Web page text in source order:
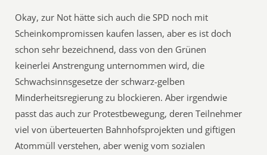
Okay, zur Not hätte sich auch die SPD noch mit
Scheinkompromissen kaufen lassen, aber es ist doch
schon sehr bezeichnend, dass von den Grünen
keinerlei Anstrengung unternommen wird, die
Schwachsinnsgesetze der schwarz-gelben
Minderheitsregierung zu blockieren. Aber irgendwie
passt das auch zur Protestbewegung, deren Teilnehmer
viel von überteuerten Bahnhofsprojekten und giftigen
Atommüll verstehen, aber wenig vom sozialen